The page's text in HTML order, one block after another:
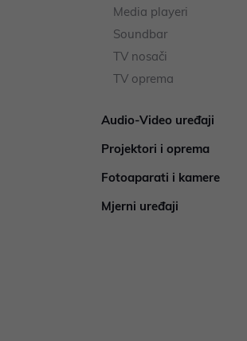
Media playeri
Soundbar
TV nosači
TV oprema
Audio-Video uređaji
Projektori i oprema
Fotoaparati i kamere
Mjerni uređaji